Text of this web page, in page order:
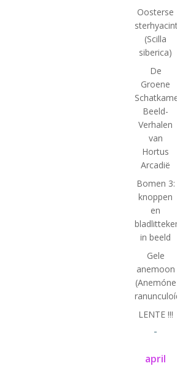
Oosterse
sterhyacint
(Scilla
siberica)
De
Groene
Schatkamer:
Beeld-
Verhalen
van
Hortus
Arcadië
Bomen 3:
knoppen
en
in beeld
Gele
anemoon
(Anemóne
LENTE !!!
-
april